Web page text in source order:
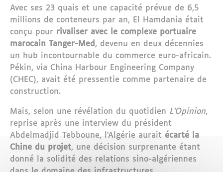
Avec ses 23 quais et une capacité prévue de 6,5
millions de conteneurs par an, El Hamdania était
conçu pour rivaliser avec le complexe portuaire
marocain Tanger-Med, devenu en deux décennies
un hub incontournable du commerce euro-africain.
Pékin, via China Harbour Engineering Company
(CHEC), avait été pressentie comme partenaire de
construction.
Mais, selon une révélation du quotidien L’Opinion,
reprise après une interview du président
Abdelmadjid Tebboune, l’Algérie aurait écarté la
Chine du projet, une décision surprenante étant
donné la solidité des relations sino-algériennes